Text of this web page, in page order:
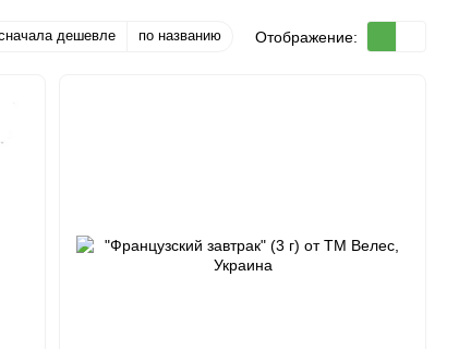
дешевле по названию Отображение: